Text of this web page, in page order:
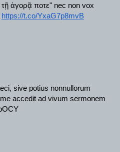
ἀγορᾷ ποτε" nec non vox
https://t.co/YxaG7p8mvB
sive potius nonnullorum
accedit ad vivum sermonem